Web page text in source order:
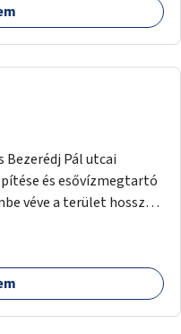
Bezerédj Pál utcai
és esővízmegtartó
véve a terület hosszú